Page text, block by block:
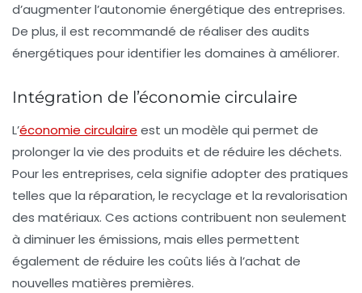
d’augmenter l’autonomie énergétique des entreprises.
De plus, il est recommandé de réaliser des audits
énergétiques pour identifier les domaines à améliorer.
Intégration de l’économie circulaire
L’économie circulaire est un modèle qui permet de
prolonger la vie des produits et de réduire les déchets.
Pour les entreprises, cela signifie adopter des pratiques
telles que la réparation, le recyclage et la revalorisation
des matériaux. Ces actions contribuent non seulement
à diminuer les émissions, mais elles permettent
également de réduire les coûts liés à l’achat de
nouvelles matières premières.